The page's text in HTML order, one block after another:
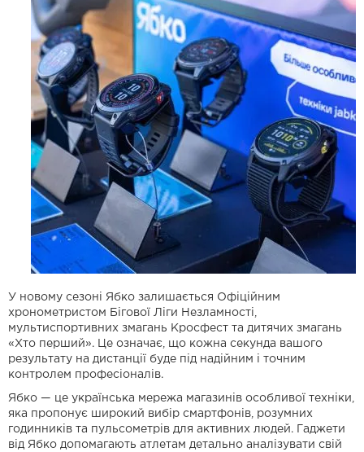
У новому сезоні Ябко залишається Офіційним
хронометристом Бігової Ліги Незламності,
мультиспортивних змагань Кросфест та дитячих змагань
«Хто перший». Це означає, що кожна секунда вашого
результату на дистанції буде під надійним і точним
контролем професіоналів.
Ябко — це українська мережа магазинів особливої техніки,
яка пропонує широкий вибір смартфонів, розумних
годинників та пульсометрів для активних людей. Гаджети
від Ябко допомагають атлетам детально аналізувати свій